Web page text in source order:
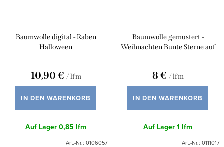
Baumwolle digital - Raben
Halloween
10,90 € / lfm
IN DEN WARENKORB
Auf Lager0,85 lfm
Art.-Nr.: 0106057
Baumwolle gemustert -
Weihnachten Bunte Sterne auf
8 € / lfm
IN DEN WARENKORB
Auf Lager1 lfm
Art.-Nr.: 0111017